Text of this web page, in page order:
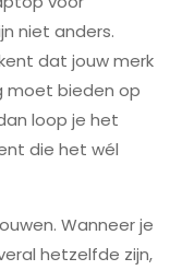
niet anders.
dat jouw merk
moet bieden op
loop je het
die het wél
Wanneer je
hetzelfde zijn,